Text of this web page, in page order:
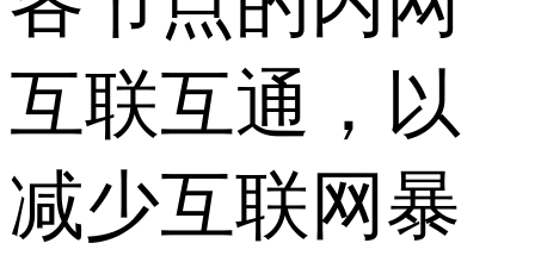
互联互通，以
减少互联网暴